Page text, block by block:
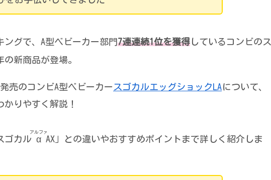
グで、A型ベビーカー部門7連連続1位を獲得 しているコンビのス
新商品が登場。
売のコンビA型ベビーカー スゴカルエッグショックLAについて、
りやすく解説！
ゴカル α
アルファ
AX」との違いやおすすめポイントまで詳しく紹介しま